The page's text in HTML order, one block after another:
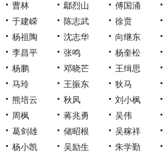
曹林
鄢烈山 傅国涌
于建嵘
陈志武 徐贲
杨祖陶
沈志华 向继东
李昌平
张鸣 杨奎松
杨鹏
邓晓芒 王缉思
马玲
王振东 狄马
熊培云
秋风 刘小枫
周枫
蒋兆勇 吴伟
葛剑雄
储昭根 吴稼祥
杨小凯
吴励生 朱学勤